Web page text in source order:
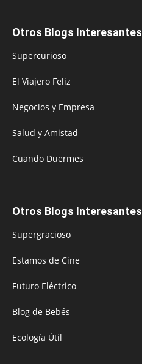
Otros Blogs Interesantes
Supercurioso
El Viajero Feliz
Negocios y Empresa
Salud y Amistad
Cuando Duermes
Otros Blogs Interesantes
Supergracioso
Estamos de Cine
Futuro Eléctrico
Blog de Bebés
Ecología Útil